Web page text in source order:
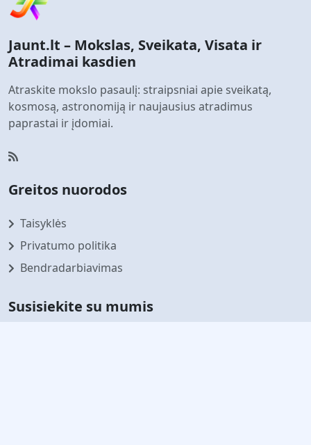
Jaunt.lt – Mokslas, Sveikata, Visata ir
Atradimai kasdien
Atraskite mokslo pasaulį: straipsniai apie sveikatą,
kosmosą, astronomiją ir naujausius atradimus
paprastai ir įdomiai.
Greitos nuorodos
Taisyklės
Privatumo politika
Bendradarbiavimas
Susisiekite su mumis